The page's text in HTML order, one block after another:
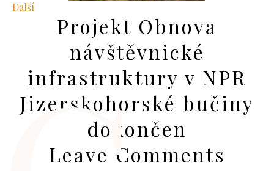
Další
Projekt Obnova
návštěvnické
infrastruktury v NPR
Jizerskohorské bučiny
dokončen
Leave Comments